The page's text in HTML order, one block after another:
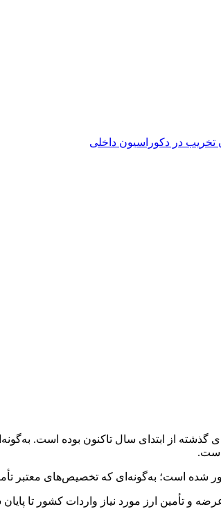
تخریب در دکوراسیون داخلی
گذشته از ابتدای سال تاکنون بوده است.
شده است؛ به‌گونه‌ای که تخصیص‌های معتبر
و تأمین ارز مورد نیاز واردات کشور تا